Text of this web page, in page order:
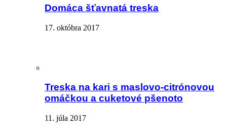
Domáca šťavnatá treska
17. októbra 2017
Treska na kari s maslovo-citrónovou
omáčkou a cuketové pšenoto
11. júla 2017